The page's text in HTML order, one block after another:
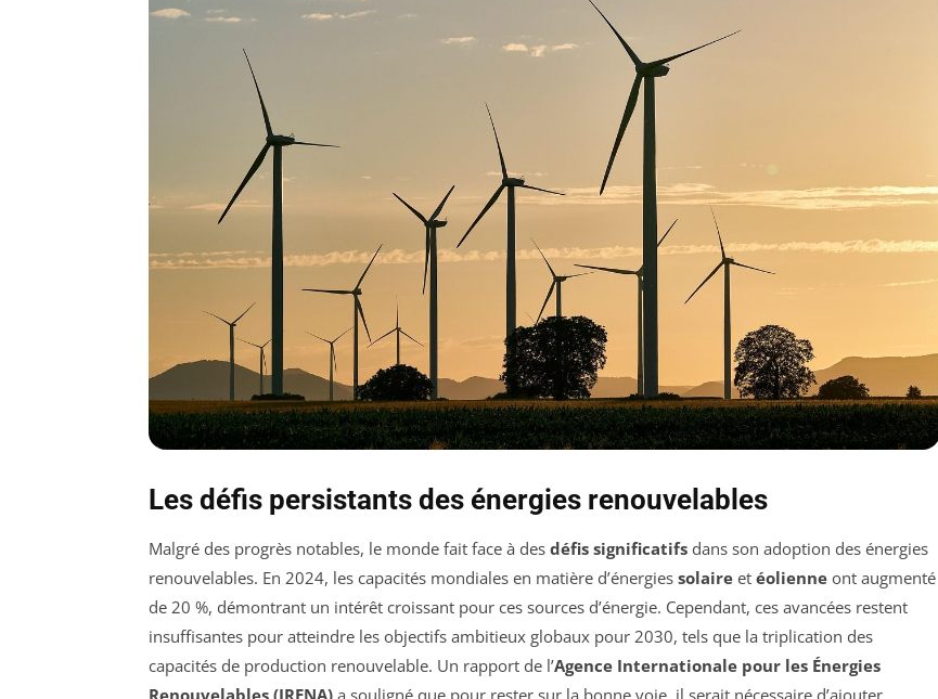
Les défis persistants des énergies renouvelables
Malgré des progrès notables, le monde fait face à des défis significatifs dans son adoption des énergies
renouvelables. En 2024, les capacités mondiales en matière d’énergies solaire et éolienne ont augmenté
de 20 %, démontrant un intérêt croissant pour ces sources d’énergie. Cependant, ces avancées restent
insuffisantes pour atteindre les objectifs ambitieux globaux pour 2030, tels que la triplication des
capacités de production renouvelable. Un rapport de l’Agence Internationale pour les Énergies
Renouvelables (IRENA) a souligné que pour rester sur la bonne voie, il serait nécessaire d’ajouter